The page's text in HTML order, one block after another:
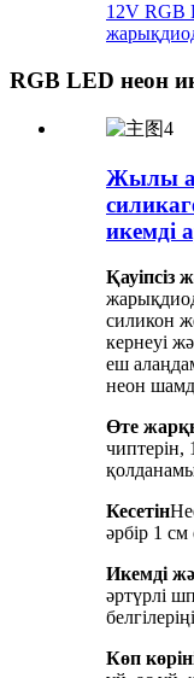
12V RGB
RGB LED неон
Жылы
икемді
Қауіпсіз
силикон
кернеуі
еш
неон
Өте
чиптерін,
Кесетін
әрбір 1
Икемді
әртүрлі
Көп